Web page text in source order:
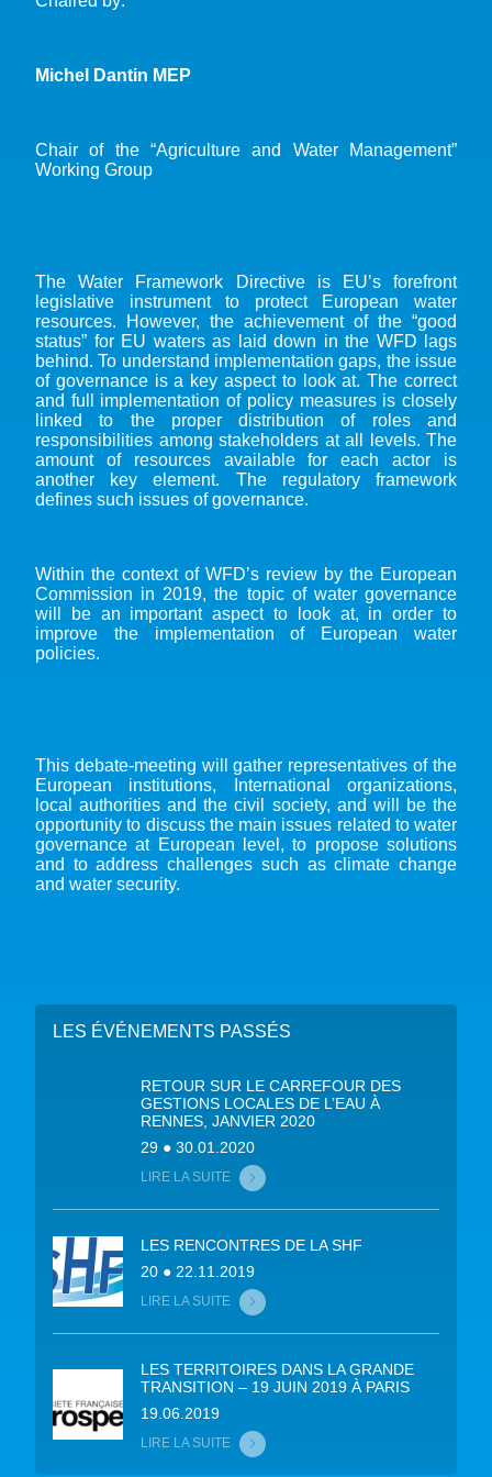
Michel Dantin MEP
Chair of the “Agriculture and Water Management”
Working Group
The Water Framework Directive is EU’s forefront
legislative instrument to protect European water
resources. However, the achievement of the “good
status” for EU waters as laid down in the WFD lags
behind. To understand implementation gaps, the issue
of governance is a key aspect to look at. The correct
and full implementation of policy measures is closely
linked to the proper distribution of roles and
responsibilities among stakeholders at all levels. The
amount of resources available for each actor is
another key element. The regulatory framework
defines such issues of governance.
Within the context of WFD’s review by the European
Commission in 2019, the topic of water governance
will be an important aspect to look at, in order to
improve the implementation of European water
policies.
This debate-meeting will gather representatives of the
European institutions, International organizations,
local authorities and the civil society, and will be the
opportunity to discuss the main issues related to water
governance at European level, to propose solutions
and to address challenges such as climate change
and water security.
LES ÉVÉNEMENTS PASSÉS
RETOUR SUR LE CARREFOUR DES
GESTIONS LOCALES DE L’EAU À
RENNES, JANVIER 2020
29 ● 30.01.2020
LIRE LA SUITE
LES RENCONTRES DE LA SHF
20 ● 22.11.2019
LIRE LA SUITE
LES TERRITOIRES DANS LA GRANDE
TRANSITION – 19 JUIN 2019 À PARIS
19.06.2019
LIRE LA SUITE